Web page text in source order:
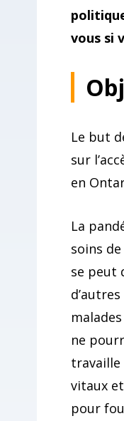
vous si
Le but
sur
en
La
soins
se peut
ne
travaille
vitaux
pour